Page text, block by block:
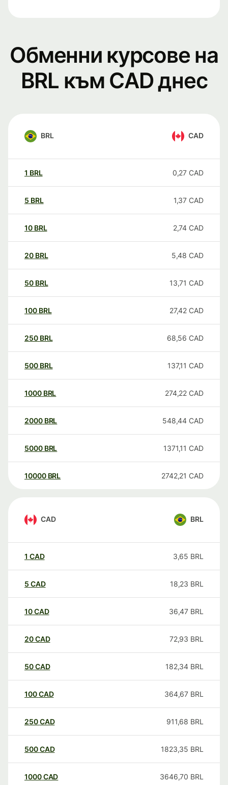
Обменни курсове на
BRL към CAD днес
BRL CAD
1 BRL 0,27 CAD
5 BRL 1,37 CAD
10 BRL 2,74 CAD
20 BRL 5,48 CAD
50 BRL 13,71 CAD
100 BRL 27,42 CAD
250 BRL 68,56 CAD
500 BRL 137,11 CAD
1000 BRL 274,22 CAD
2000 BRL 548,44 CAD
5000 BRL 1371,11 CAD
10000 BRL 2742,21 CAD
CAD BRL
1 CAD 3,65 BRL
5 CAD 18,23 BRL
10CAD 36,47 BRL
20CAD 72,93 BRL
50CAD 182,34 BRL
100CAD 364,67 BRL
250CAD 911,68 BRL
500CAD 1823,35 BRL
1000CAD 3646,70 BRL